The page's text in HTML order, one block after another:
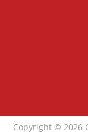
Copyright © 2026